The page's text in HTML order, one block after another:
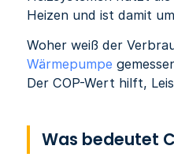
Heizen und ist damit
Woher weiß der
Wärmepumpe
Der COP-Wert hilft,
Was bedeutet